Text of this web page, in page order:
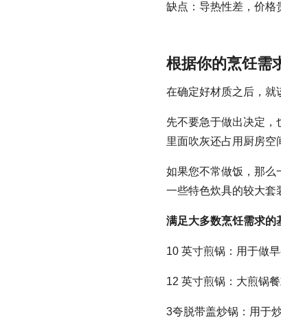
缺点：导热性差，价格
根据你的烹饪需
在确定好材质之后，就
先不要急于做出决定
里面吹灰还占用厨房空
如果您不常做饭，那么
一些特色炊具的较大套
满足大多数烹饪需求的
10 英寸煎锅：用于做
12 英寸煎锅：大煎锅
3夸脱带盖炒锅：用于